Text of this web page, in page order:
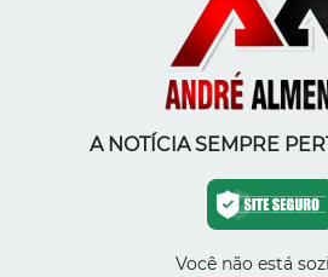
A NOTÍCIA SEMPRE
Você não está